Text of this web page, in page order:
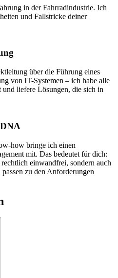
in der Fahrradindustrie. Ich
und Fallstricke deiner
über die Führung eines
von IT-Systemen – ich habe alle
und liefere Lösungen, die sich in
how bringe ich einen
mit. Das bedeutet für dich:
einwandfrei, sondern auch
zu den Anforderungen